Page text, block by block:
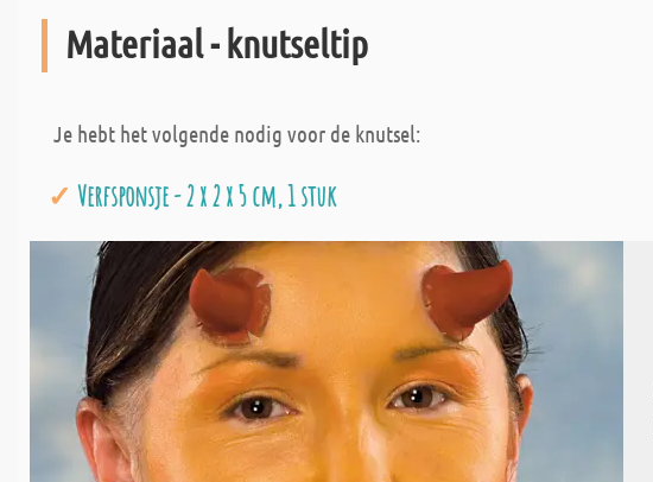
Materiaal - knutseltip
Je hebt het volgende nodig voor de knutsel:
Verfsponsje - 2 x 2 x 5 cm, 1 stuk